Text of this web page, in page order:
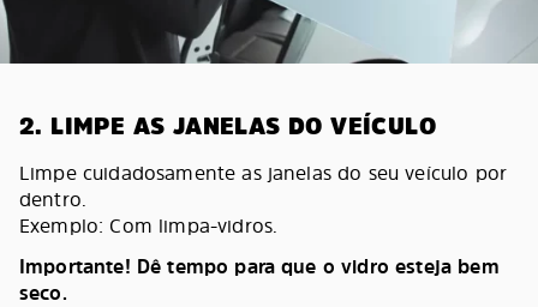
2. LIMPE AS JANELAS DO VEÍCULO
Limpe cuidadosamente as janelas do seu veículo por
dentro.
Exemplo: Com limpa-vidros.
Importante! Dê tempo para que o vidro esteja bem
seco.